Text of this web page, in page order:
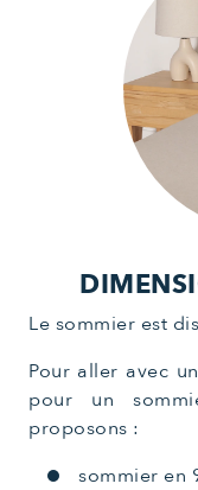
Le sommier est
Pour aller avec
pour un
proposons :
sommier en